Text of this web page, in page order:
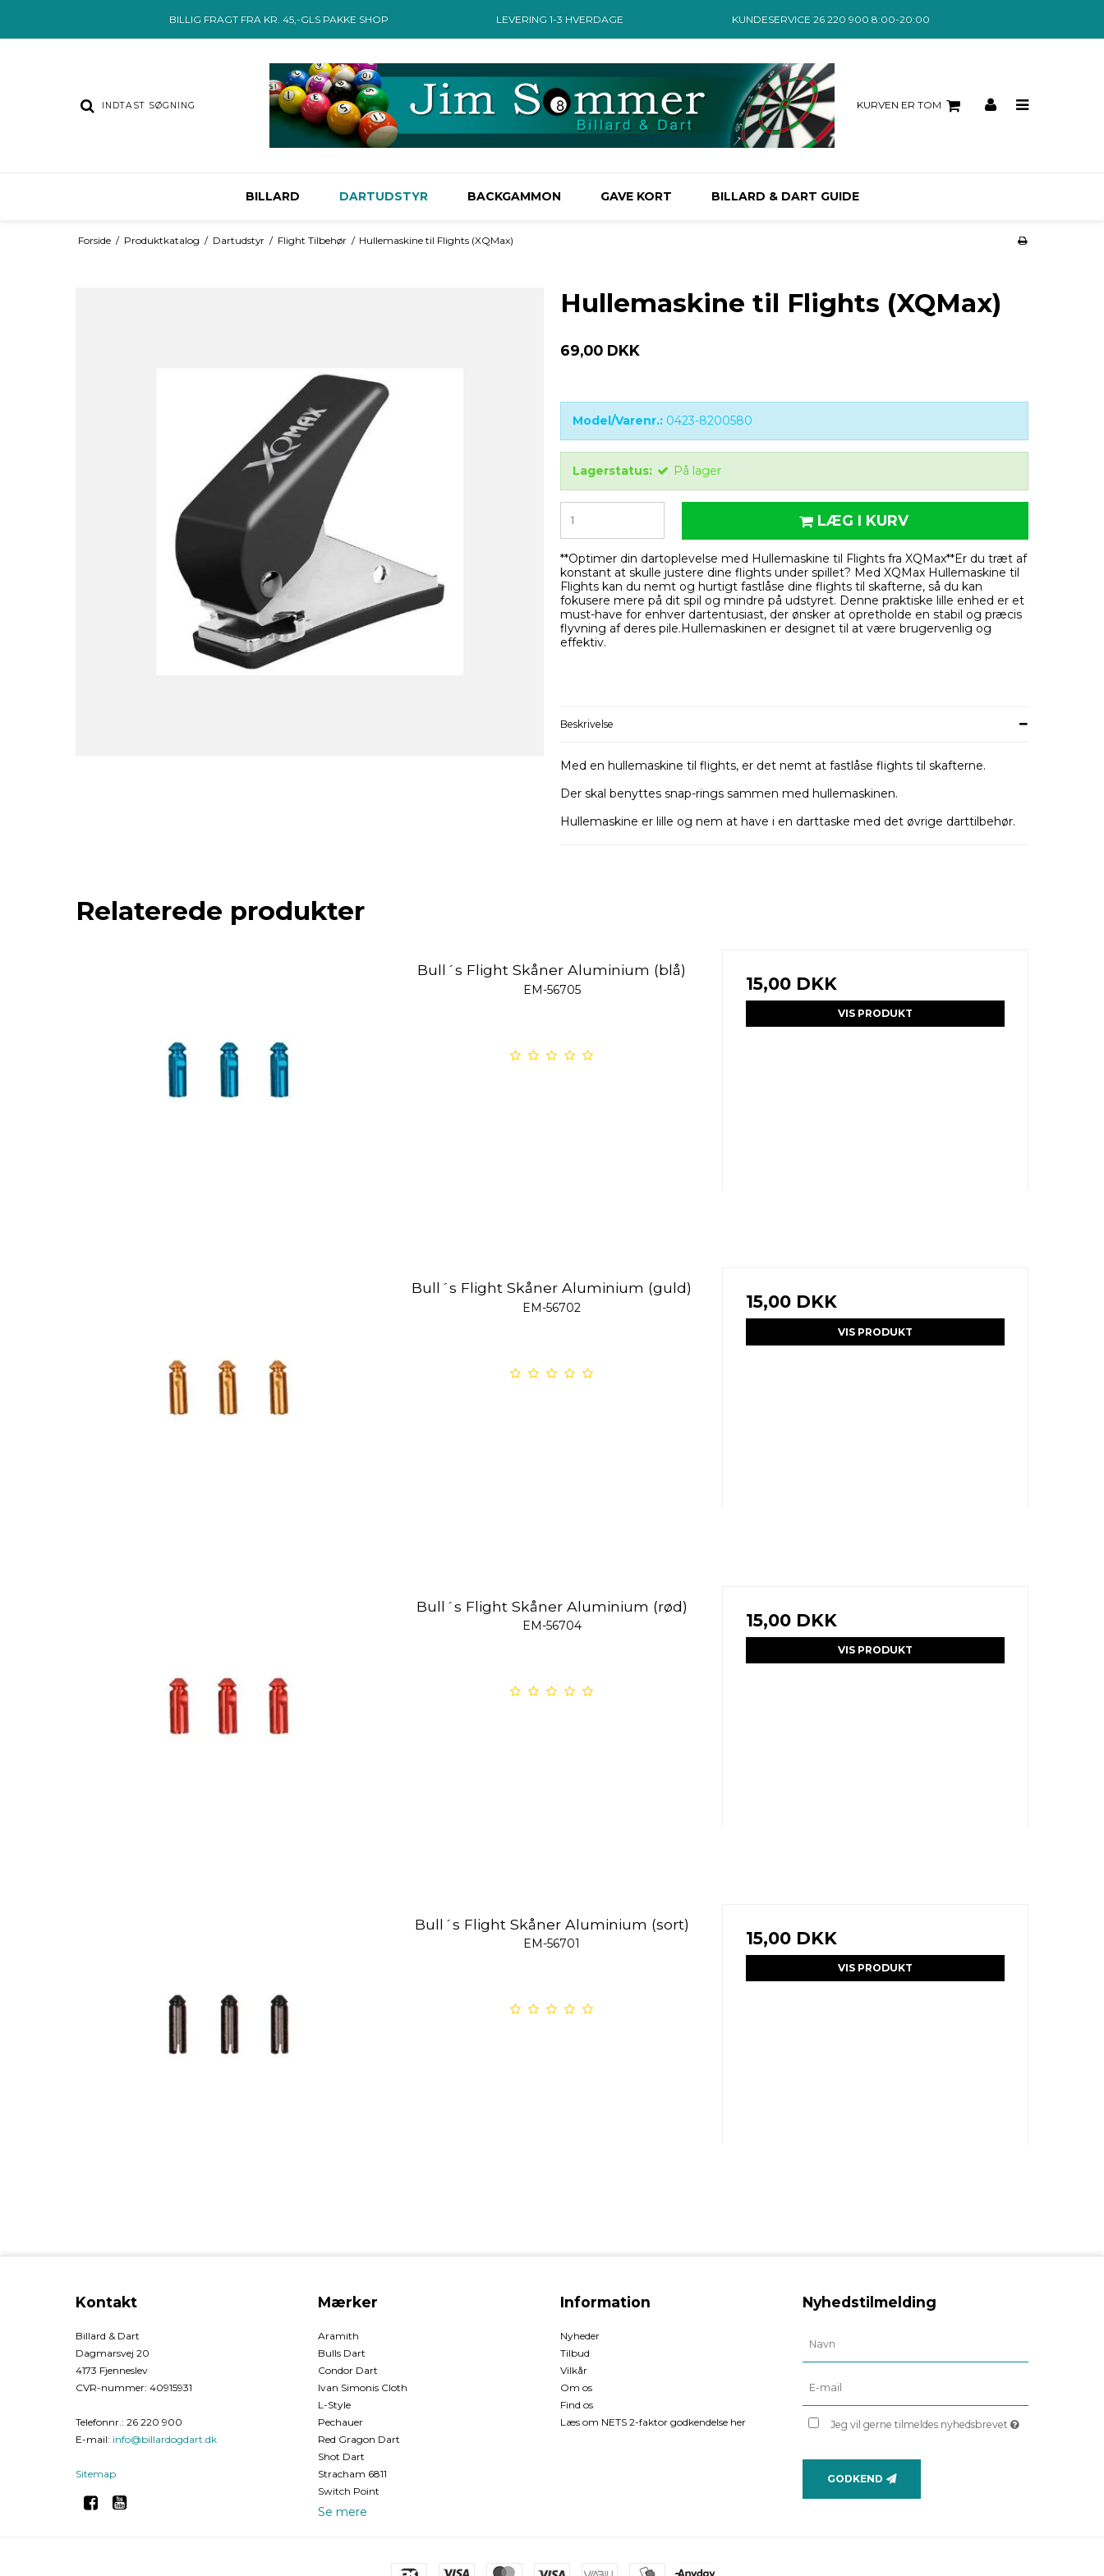
BILLIG FRAGT FRA KR. 45,-GLS PAKKE SHOP LEVERING 1-3 HVERDAGE KUNDESERVICE 26 220 900 8:00-20:00
KURVEN ER TOM
BILLARD DARTUDSTYR BACKGAMMON GAVE KORT BILLARD & DART GUIDE
Forside / Produktkatalog / Dartudstyr / Flight Tilbehør / Hullemaskine til Flights (XQMax)
Hullemaskine til Flights (XQMax)
69,00 DKK
Model/Varenr.: 0423-8200580
Lagerstatus: På lager
LÆG I KURV
**Optimer din dartoplevelse med Hullemaskine til Flights fra XQMax**Er du træt af
konstant at skulle justere dine flights under spillet? Med XQMax Hullemaskine til
Flights kan du nemt og hurtigt fastlåse dine flights til skafterne, så du kan
fokusere mere på dit spil og mindre på udstyret. Denne praktiske lille enhed er et
must-have for enhver dartentusiast, der ønsker at opretholde en stabil og præcis
flyvning af deres pile.Hullemaskinen er designet til at være brugervenlig og
effektiv.
Beskrivelse
Med en hullemaskine til flights, er det nemt at fastlåse flights til skafterne.
Der skal benyttes snap-rings sammen med hullemaskinen.
Hullemaskine er lille og nem at have i en darttaske med det øvrige darttilbehør.
Relaterede produkter
Bull´s Flight Skåner Aluminium (blå)
EM-56705 15,00 DKK
VIS PRODUKT
Bull´s Flight Skåner Aluminium (guld)
EM-56702 15,00 DKK
VIS PRODUKT
Bull´s Flight Skåner Aluminium (rød)
EM-56704 15,00 DKK
VIS PRODUKT
Bull´s Flight Skåner Aluminium (sort)
EM-56701 15,00 DKK
VIS PRODUKT
Kontakt
Billard & Dart
Dagmarsvej 20
4173 Fjenneslev
CVR-nummer: 40915931
Telefonnr.: 26 220 900
E-mail: info@billardogdart.dk
Sitemap
Mærker
Aramith
Bulls Dart
Condor Dart
Ivan Simonis Cloth
L-Style
Pechauer
Red Gragon Dart
Shot Dart
Stracham 6811
Switch Point
Se mere
Information
Nyheder
Tilbud
Vilkår
Om os
Find os
Læs om NETS 2-faktor godkendelse her
Nyhedstilmelding
Jeg vil gerne tilmeldes nyhedsbrevet
GODKEND